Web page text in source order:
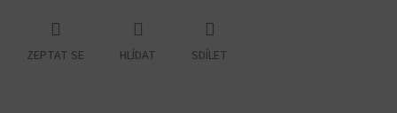
ZEPTAT SE HLÍDAT SDÍLET